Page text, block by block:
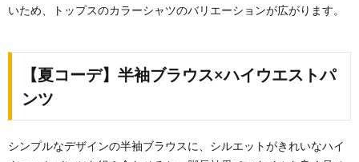
いため、トップスのカラーシャツのバリエーションが広がります。
【夏コーデ】半袖ブラウス×ハイウエストパ
ンツ
シンプルなデザインの半袖ブラウスに、シルエットがきれいなハイ